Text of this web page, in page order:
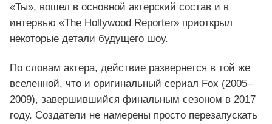
«Ты», вошел в основной актерский состав и в
интервью «The Hollywood Reporter» приоткрыл
некоторые детали будущего шоу.
По словам актера, действие развернется в той же
вселенной, что и оригинальный сериал Fox (2005–
2009), завершившийся финальным сезоном в 2017
году. Создатели не намерены просто перезапускать